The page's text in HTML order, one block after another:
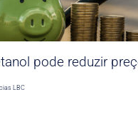
pode reduzir
LBC